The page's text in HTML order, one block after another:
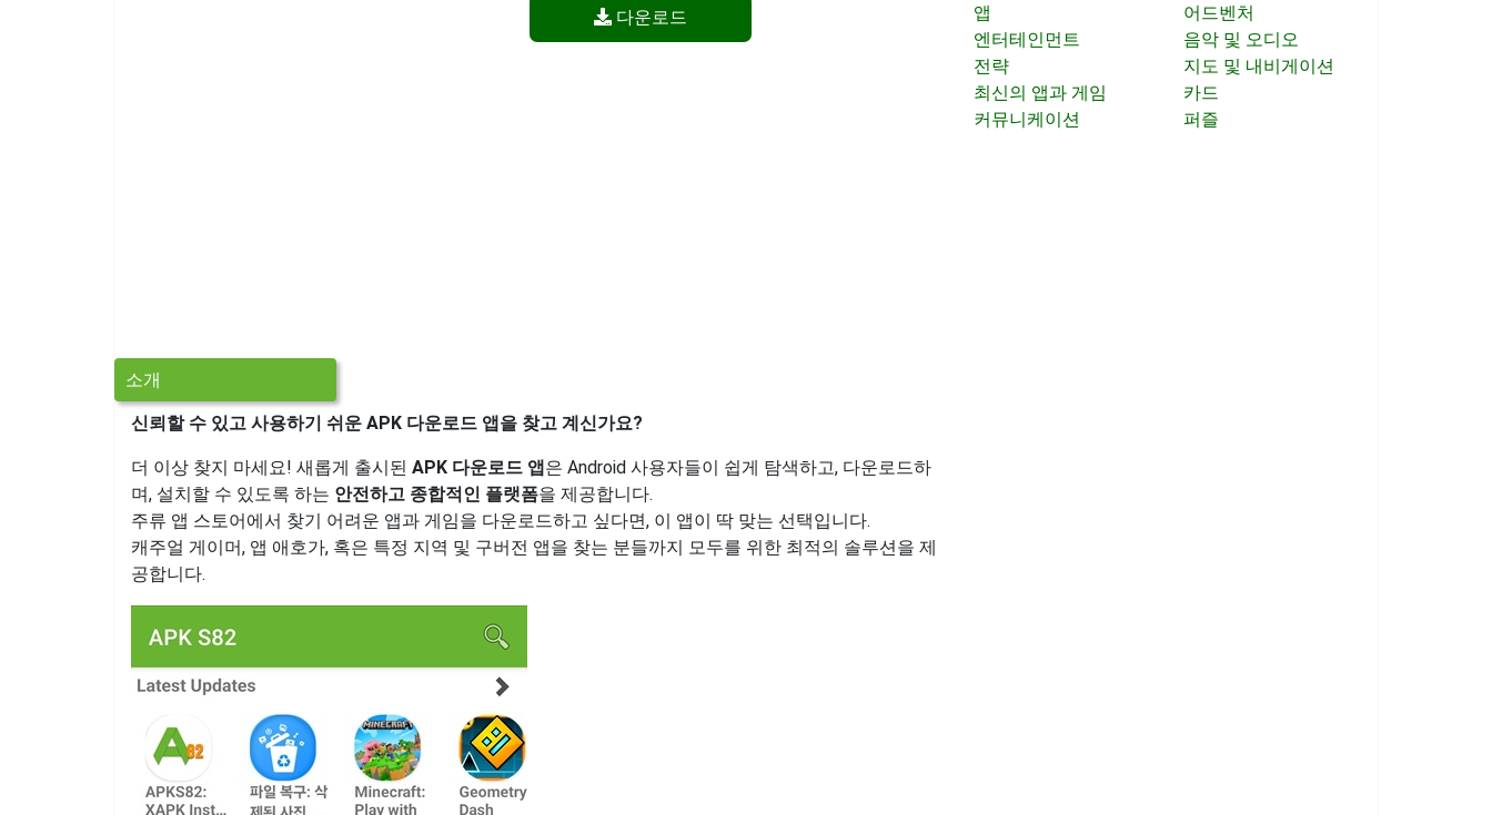
다운로드
소개
신뢰할 수 있고 사용하기 쉬운 APK 다운로드 앱을 찾고 계신가요?
더 이상 찾지 마세요! 새롭게 출시된 APK 다운로드 앱은 Android 사용자들이 쉽게 탐색하고, 다운로드하
며, 설치할 수 있도록 하는 안전하고 종합적인 플랫폼을 제공합니다.
주류 앱 스토어에서 찾기 어려운 앱과 게임을 다운로드하고 싶다면, 이 앱이 딱 맞는 선택입니다.
캐주얼 게이머, 앱 애호가, 혹은 특정 지역 및 구버전 앱을 찾는 분들까지 모두를 위한 최적의 솔루션을 제
공합니다.
앱
어드벤처
엔터테인먼트
음악 및 오디오
전략
지도 및 내비게이션
최신의 앱과 게임
카드
커뮤니케이션
퍼즐